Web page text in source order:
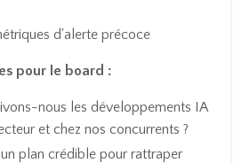
d'alerte précoce
pour le board :
nous les développements IA
et chez nos concurrents ?
plan crédible pour rattraper